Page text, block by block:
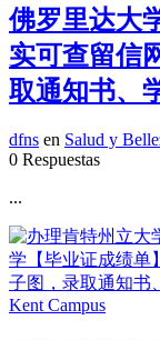
佛罗里达大
实可查留信
取通知书、
dfns en Salud y
0 Respuestas
...